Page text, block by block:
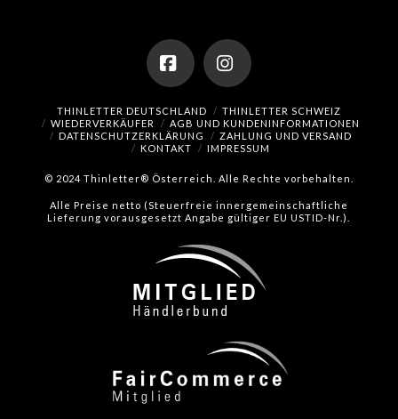
FacebookInstagram
THINLETTER DEUTSCHLAND
THINLETTER SCHWEIZ
WIEDERVERKÄUFER
AGB UND KUNDENINFORMATIONEN
DATENSCHUTZERKLÄRUNG
ZAHLUNG UND VERSAND
KONTAKT
IMPRESSUM
© 2024 Thinletter® Österreich. Alle Rechte vorbehalten.
Alle Preise netto (Steuerfreie innergemeinschaftliche
Lieferung vorausgesetzt Angabe gültiger EU USTID-Nr.).